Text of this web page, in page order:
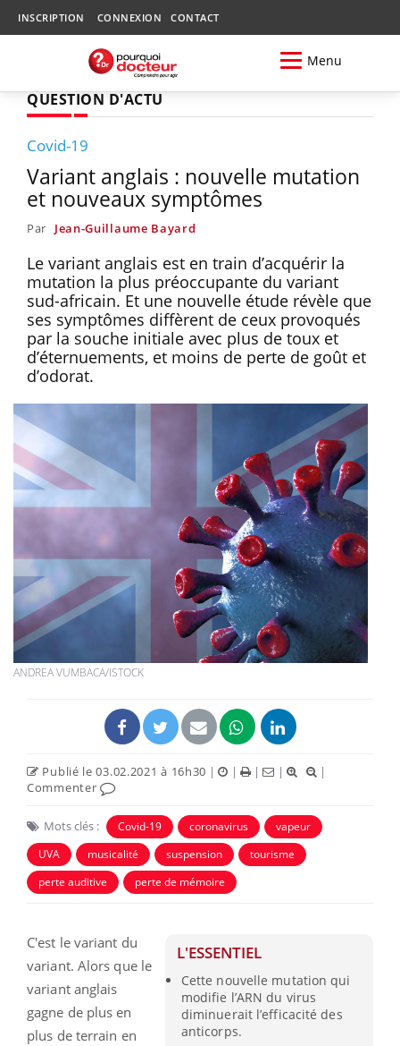
INSCRIPTION CONNEXION CONTACT
Menu
QUESTION D'ACTU
Covid-19
Variant anglais : nouvelle mutation
et nouveaux symptômes
Par Jean-Guillaume Bayard
Le variant anglais est en train d’acquérir la
mutation la plus préoccupante du variant
sud-africain. Et une nouvelle étude révèle que
ses symptômes diffèrent de ceux provoqués
par la souche initiale avec plus de toux et
d’éternuements, et moins de perte de goût et
d’odorat.
ANDREA VUMBACA/ISTOCK
Publié le 03.02.2021 à 16h30 | | | |
|
Commenter
Mots clés : Covid-19 coronavirus
vapeur
UVA
musicalité suspension
tourisme
perte auditive
perte de mémoire
L'ESSENTIEL
Cette nouvelle mutation qui
modifie l’ARN du virus
diminuerait l’efficacité des
anticorps.
C'est le variant du
variant. Alors que le
variant anglais
gagne de plus en
plus de terrain en